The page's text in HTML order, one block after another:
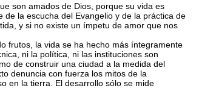
son amados de Dios, porque su vida es
la escucha del Evangelio y de la práctica de
y si no existe un ímpetu de amor que nos
frutos, la vida se ha hecho más íntegramente
ni la política, ni las instituciones son
de construir una ciudad a la medida del
denuncia con fuerza los mitos de la
en la tierra. El desarrollo sólo se mide